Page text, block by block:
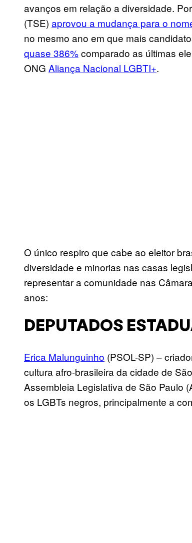
avanços em relação a diversidade.
(TSE) aprovou a mudança para o
no mesmo ano em que mais
quase 386%comparado as últimas
ONG Aliança Nacional LGBTI+.
O único respiro que cabe ao eleitor
diversidade e minorias nas casas
representar a comunidade nas
anos:
DEPUTADOS
Erica Malunguinho (PSOL-SP) –
cultura afro-brasileira da cidade de
Assembleia Legislativa de São Paulo
os LGBTs negros, principalmente a